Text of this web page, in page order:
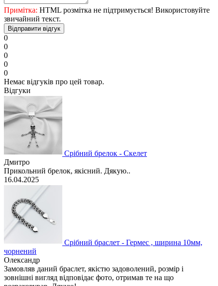
Примітка: HTML розмітка не підтримується! Використовуйте
звичайний текст.
Відправити відгук
0
0
0
0
0
Немає відгуків про цей товар.
Відгуки
Срібний брелок - Скелет
Дмитро
Прикольний брелок, якісний. Дякую..
16.04.2025
Срібний браслет - Гермес , ширина 10мм,
чорнений
Олександр
Замовляв даний браслет, якістю задоволений, розмір і
зовнішні вигляд відповідає фото, отримав те на що